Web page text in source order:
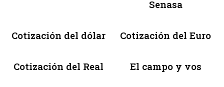
Senasa
Cotización del dólar Cotización del Euro
Cotización del Real El campo y vos